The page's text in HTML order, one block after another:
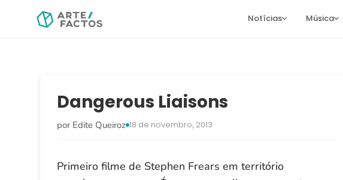
Notícias Música
Dangerous Liaisons
por Edite Queiroz 18 de novembro, 2013
Primeiro filme de Stephen Frears em território